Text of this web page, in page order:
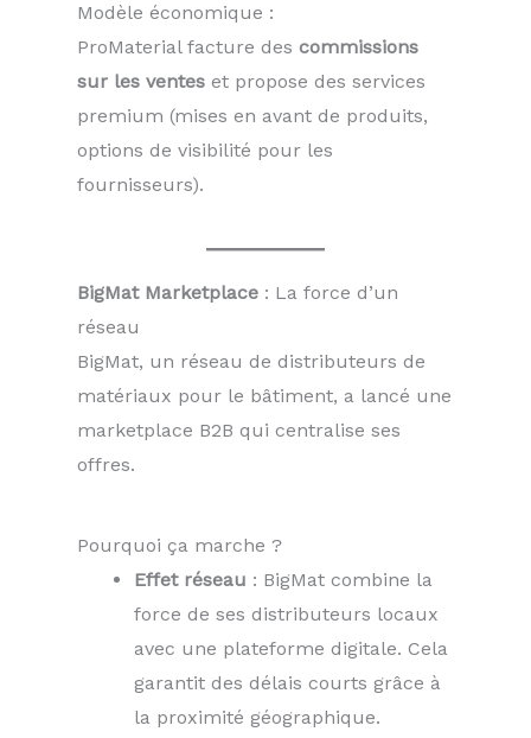
Modèle économique :
ProMaterial facture des commissions
sur les ventes et propose des services
premium (mises en avant de produits,
options de visibilité pour les
fournisseurs).
BigMat Marketplace : La force d’un
réseau
BigMat, un réseau de distributeurs de
matériaux pour le bâtiment, a lancé une
marketplace B2B qui centralise ses
offres.
Pourquoi ça marche ?
Effet réseau : BigMat combine la
force de ses distributeurs locaux
avec une plateforme digitale. Cela
garantit des délais courts grâce à
la proximité géographique.